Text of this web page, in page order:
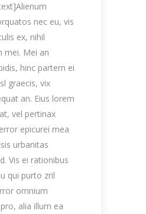
nec eu, vis
ex, nihil
mei. Mei an
hinc partem ei
graecis, vix
an. Eius lorem
vel pertinax
epicurei mea
urbanitas
Vis ei rationibus
qui purto zril
omnium
alia illum ea